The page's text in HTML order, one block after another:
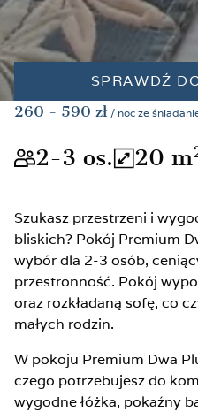
SPRAWDŹ
260 - 590 zł / noc ze
2-3 os.
Wielkość 20 m
Szukasz przestrzeni i
bliskich? Pokój Premium
wybór dla 2-3 osób,
przestronność. Pokój
oraz rozkładaną sofę, co
małych rodzin.
W pokoju Premium Dwa
czego potrzebujesz do
wygodne łóżka, pokaźny